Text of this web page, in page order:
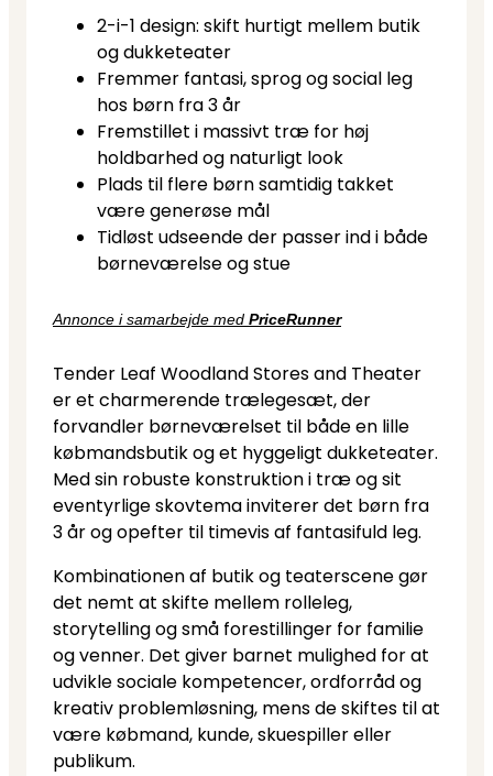
2-i-1 design: skift hurtigt mellem butik
og dukketeater
Fremmer fantasi, sprog og social leg
hos børn fra 3 år
Fremstillet i massivt træ for høj
holdbarhed og naturligt look
Plads til flere børn samtidig takket
være generøse mål
Tidløst udseende der passer ind i både
børneværelse og stue
Annonce i samarbejde med PriceRunner
Tender Leaf Woodland Stores and Theater
er et charmerende trælegesæt, der
forvandler børneværelset til både en lille
købmandsbutik og et hyggeligt dukketeater.
Med sin robuste konstruktion i træ og sit
eventyrlige skovtema inviterer det børn fra
3 år og opefter til timevis af fantasifuld leg.
Kombinationen af butik og teaterscene gør
det nemt at skifte mellem rolleleg,
storytelling og små forestillinger for familie
og venner. Det giver barnet mulighed for at
udvikle sociale kompetencer, ordforråd og
kreativ problemløsning, mens de skiftes til at
være købmand, kunde, skuespiller eller
publikum.